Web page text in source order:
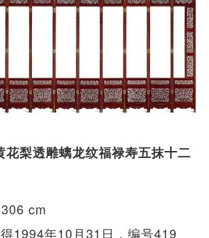
梨透雕螭龙纹福禄寿五抹十二
cm
1994年10月31日，编号419